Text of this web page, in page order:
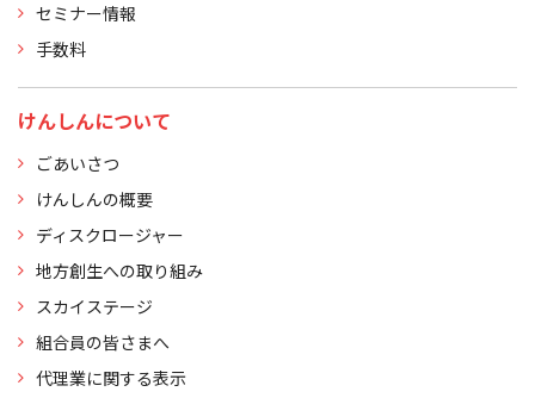
セミナー情報
手数料
けんしんについて
ごあいさつ
けんしんの概要
ディスクロージャー
地方創生への取り組み
スカイステージ
組合員の皆さまへ
代理業に関する表示